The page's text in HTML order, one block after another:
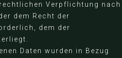
Verpflichtung nach
dem Recht der
dem der
Daten wurden in Bezug